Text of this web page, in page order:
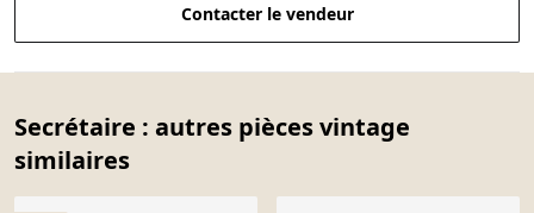
Contacter le vendeur
Secrétaire : autres pièces vintage
similaires